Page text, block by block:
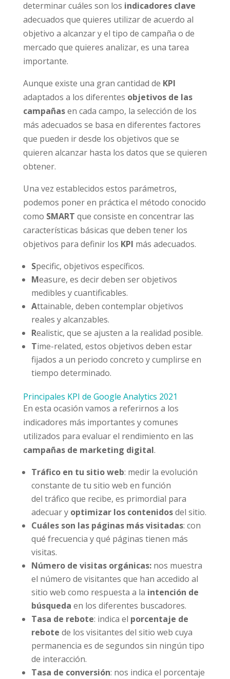
determinar cuáles son los indicadores clave
adecuados que quieres utilizar de acuerdo al
objetivo a alcanzar y el tipo de campaña o de
mercado que quieres analizar, es una tarea
importante.
Aunque existe una gran cantidad de KPI
adaptados a los diferentes objetivos de las
campañasen cada campo, la selección de los
más adecuados se basa en diferentes factores
que pueden ir desde los objetivos que se
quieren alcanzar hasta los datos que se quieren
obtener.
Una vez establecidos estos parámetros,
podemos poner en práctica el método conocido
como SMART que consiste en concentrar las
características básicas que deben tener los
objetivos para definir los KPI más adecuados.
Specific, objetivos específicos.
Measure, es decir deben ser objetivos
medibles y cuantificables.
Attainable, deben contemplar objetivos
reales y alcanzables.
Realistic, que se ajusten a la realidad posible.
Time-related, estos objetivos deben estar
fijados a un periodo concreto y cumplirse en
tiempo determinado.
Principales KPI de Google Analytics 2021
En esta ocasión vamos a referirnos a los
indicadores más importantes y comunes
utilizados para evaluar el rendimiento en las
campañas de marketing digital.
Tráfico en tu sitio web: medir la evolución
constante de tu sitio web en función
del tráfico que recibe, es primordial para
adecuar y optimizar los contenidosdel sitio.
Cuáles son las páginas más visitadas: con
qué frecuencia y qué páginas tienen más
visitas.
Número de visitas orgánicas: nos muestra
el número de visitantes que han accedido al
sitio web como respuesta a la intención de
búsqueda en los diferentes buscadores.
Tasa de rebote: indica el porcentaje de
rebote de los visitantes del sitio web cuya
permanencia es de segundos sin ningún tipo
de interacción.
Tasa de conversión: nos indica el porcentaje